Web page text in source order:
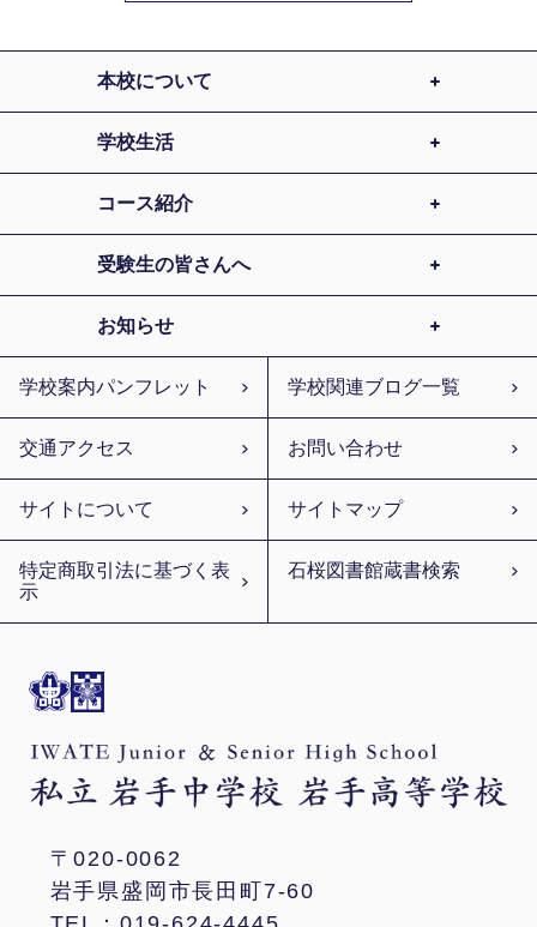
〒020-0062
岩手県盛岡市長田町7-60
本校について
学校生活
コース紹介
受験生の皆さんへ
お知らせ
学校案内パンフレット 学校関連ブログ一覧
交通アクセス お問い合わせ
サイトについて サイトマップ
特定商取引法に基づく表
示
石桜図書館蔵書検索